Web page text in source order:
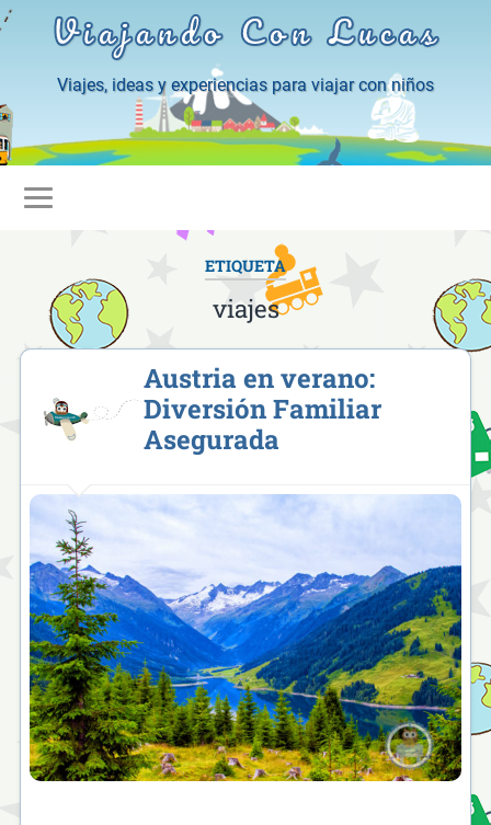
Viajando Con Lucas
Viajes, ideas y experiencias para viajar con niños
ETIQUETA
viajes
Austria en verano:
Diversión Familiar
Asegurada